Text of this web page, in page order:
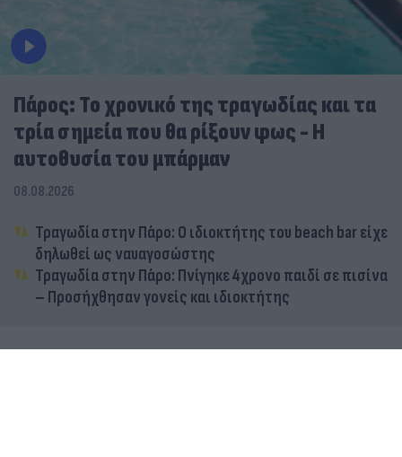
Πάρος: Το χρονικό της τραγωδίας και τα
τρία σημεία που θα ρίξουν φως - Η
αυτοθυσία του μπάρμαν
08.08.2026
Τραγωδία στην Πάρο: Ο ιδιοκτήτης του beach bar είχε
δηλωθεί ως ναυαγοσώστης
Τραγωδία στην Πάρο: Πνίγηκε 4χρονο παιδί σε πισίνα
– Προσήχθησαν γονείς και ιδιοκτήτης